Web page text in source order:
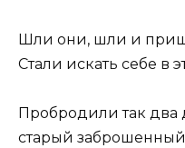
Шли они, шли и
Стали искать себе в
Пробродили так два
старый